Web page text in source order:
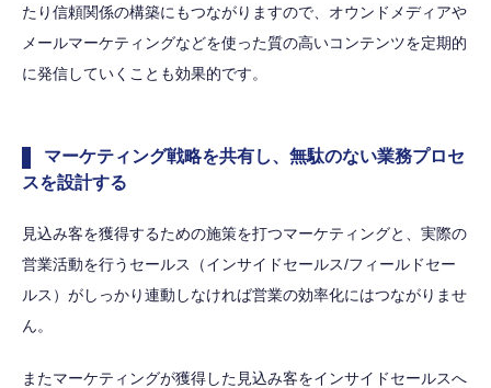
たり信頼関係の構築にもつながりますので、オウンドメディアや
メールマーケティングなどを使った質の高いコンテンツを定期的
に発信していくことも効果的です。
マーケティング戦略を共有し、無駄のない業務プロセ
スを設計する
見込み客を獲得するための施策を打つマーケティングと、実際の
営業活動を行うセールス（インサイドセールス/フィールドセー
ルス）がしっかり連動しなければ営業の効率化にはつながりませ
ん。
またマーケティングが獲得した見込み客をインサイドセールスへ